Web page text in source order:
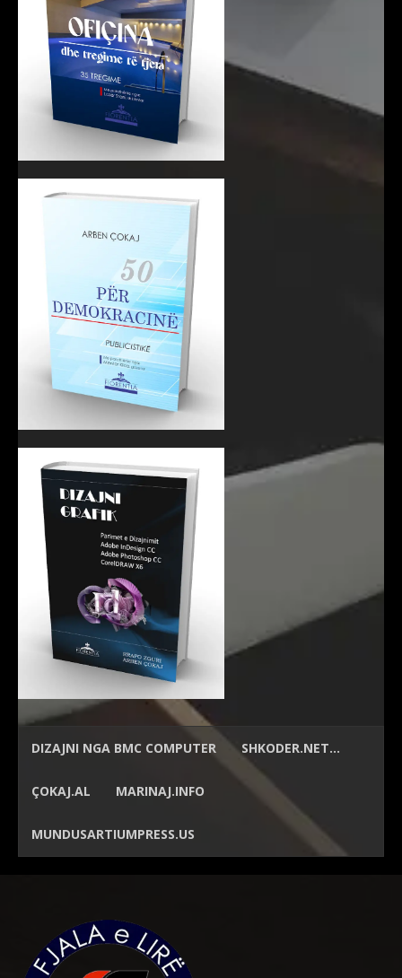
DIZAJNI NGA BMC COMPUTER SHKODER.NET…
ÇOKAJ.AL MARINAJ.INFO
MUNDUSARTIUMPRESS.US